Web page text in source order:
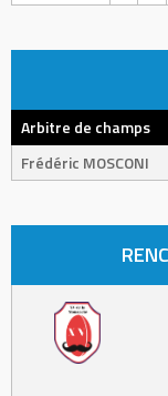
Arbitre de champs
Frédéric MOSCONI